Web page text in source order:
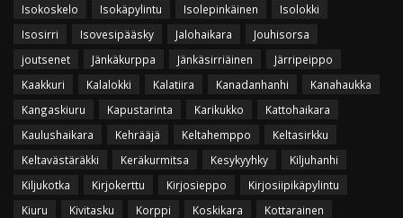
Isokoskelo
Isokäpylintu Isolepinkäinen
Isolokki
Isosirri
Isovesipääsky Jalohaikara
Jouhisorsa
joutsenet
Jänkäkurppa Jänkäsirriäinen
Järripeippo
Kaakkuri
Kalalokki Kalatiira Kanadanhanhi
Kanahaukka
Kangaskiuru
Kapustarinta Karikukko
Kattohaikara
Kaulushaikara
Kehrääjä Keltahemppo
Keltasirkku
Keltavästäräkki
Keräkurmitsa Kesykyyhky
Kiljuhanhi
Kiljukotka
Kirjokerttu Kirjosieppo
Kirjosiipikäpylintu
Kiuru
Kivitasku Korppi Koskikara
Kottarainen